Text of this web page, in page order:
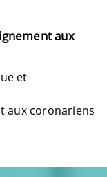
aux
et
aux coronariens